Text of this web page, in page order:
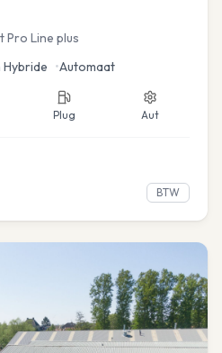
Line plus
Hybride •Automaat
Plug Aut
BTW